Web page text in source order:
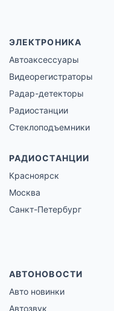
ЭЛЕКТРОНИКА
Автоаксессуары
Видеорегистраторы
Радар-детекторы
Радиостанции
Стеклоподъемники
РАДИОСТАНЦИИ
Красноярск
Москва
Санкт-Петербург
АВТОНОВОСТИ
Авто новинки
Автозвук